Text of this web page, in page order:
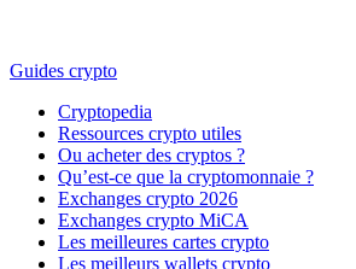
Guides crypto
Cryptopedia
Ressources crypto utiles
Ou acheter des cryptos ?
Qu’est-ce que la cryptomonnaie ?
Exchanges crypto 2026
Exchanges crypto MiCA
Les meilleures cartes crypto
Les meilleurs wallets crypto